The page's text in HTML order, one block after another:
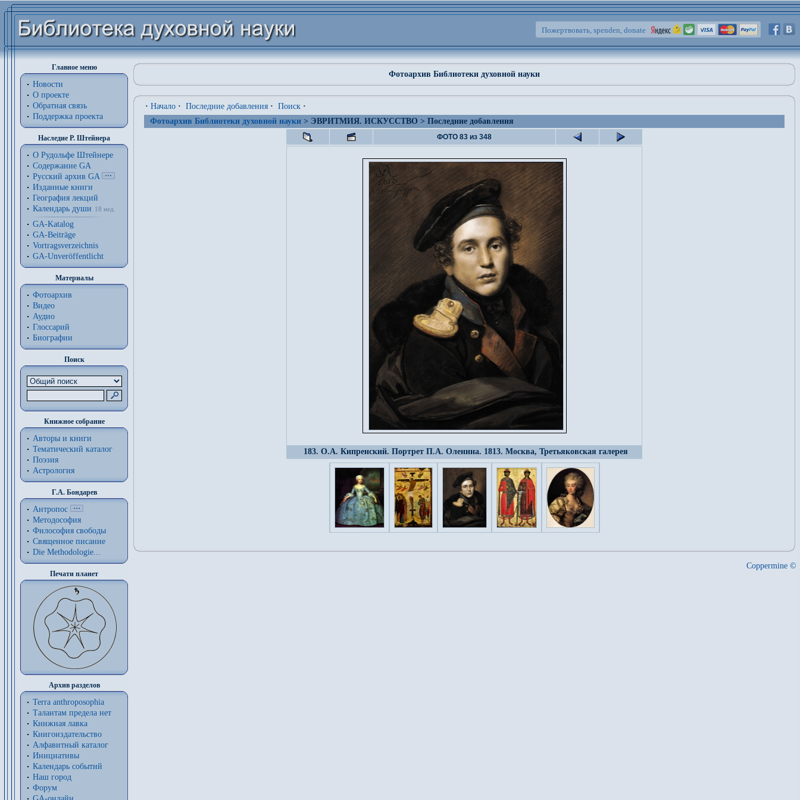
Пожертвовать, spenden, donate
Главное меню
Новости
О проекте
Обратная связь
Поддержка проекта
Наследие Р. Штейнера
О Рудольфе Штейнере
Содержание GA
Русский архив GA
Изданные книги
География лекций
Календарь души
18 нед.
GA-Katalog
GA-Beiträge
Vortragsverzeichnis
GA-Unveröffentlicht
Материалы
Фотоархив
Видео
Аудио
Глоссарий
Биографии
Поиск
Книжное собрание
Авторы и книги
Тематический каталог
Поэзия
Астрология
Г.А. Бондарев
Антропос
Методософия
Философия cвободы
Священное писание
Die Methodologie...
Печати планет
Архив разделов
Terra anthroposophia
Талантам предела нет
Книжная лавка
Книгоиздательство
Алфавитный каталог
Инициативы
Календарь событий
Наш город
Форум
Фотоархив Библиотеки духовной науки
· Начало · Последние добавления · Поиск ·
Фотоархив Библиотеки духовной науки > ЭВРИТМИЯ. ИСКУССТВО > Последние добавления
ФОТО 83 из 348
183. О.А. Кипренский. Портрет П.А. Оленина. 1813. Москва, Третьяковская галерея
Coppermine ©